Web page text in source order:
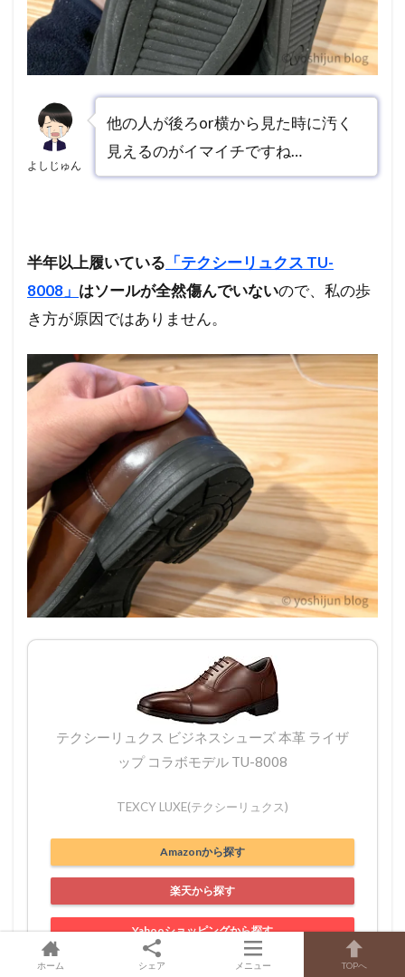
よしじゅん
他の人が後ろor横から見た時に汚く
見えるのがイマイチですね…
半年以上履いている 「テクシーリュクス TU-
8008」 はソールが全然傷んでいないので、私の歩
き方が原因ではありません。
テクシーリュクス ビジネスシューズ 本革 ライザ
ップ コラボモデル TU-8008
TEXCY LUXE(テクシーリュクス)
Amazonから探す
楽天から探す
Yahooショッピングから探す
ホーム シェア メニュー TOPへ